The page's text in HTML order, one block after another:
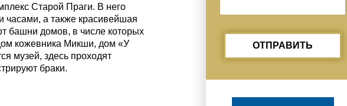
Старой Праги. В него
часами, а также красивейшая
башни домов, в числе которых
кожевника Микши, дом «У
музей, здесь проходят
браки.
ОТПРАВИТЬ